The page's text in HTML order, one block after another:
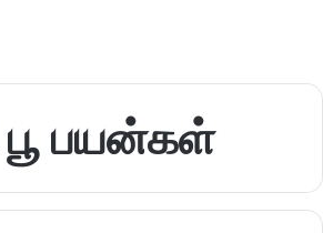
பூ பயன்கள்